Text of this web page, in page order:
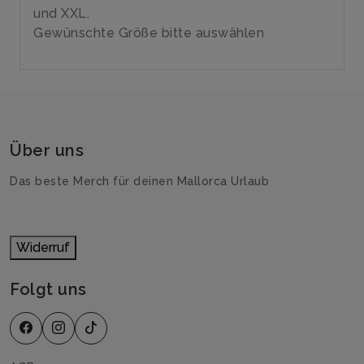
und XXL.
Gewünschte Größe bitte auswählen
Über uns
Das beste Merch für deinen Mallorca Urlaub
Widerruf
Folgt uns